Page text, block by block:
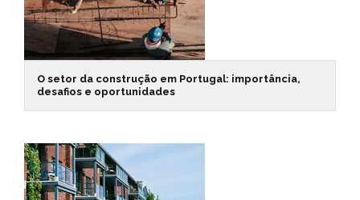
O setor da construção em Portugal: importância,
desafios e oportunidades